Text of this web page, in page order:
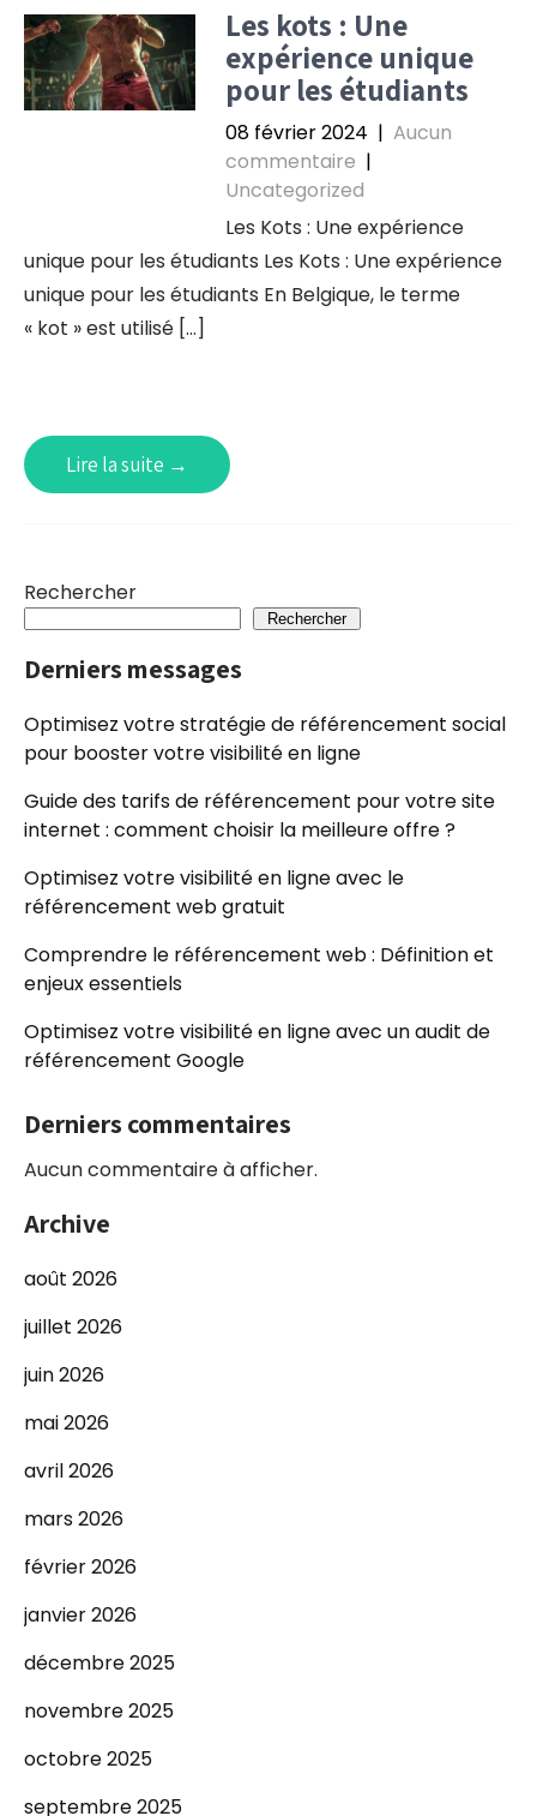
Les kots : Une
expérience unique
pour les étudiants
08 février 2024 | Aucun
commentaire |
Uncategorized
Les Kots : Une expérience
unique pour les étudiants Les Kots : Une expérience
unique pour les étudiants En Belgique, le terme
« kot » est utilisé […]
Lire la suite →
Rechercher
Rechercher
Derniers messages
Optimisez votre stratégie de référencement social
pour booster votre visibilité en ligne
Guide des tarifs de référencement pour votre site
internet : comment choisir la meilleure offre ?
Optimisez votre visibilité en ligne avec le
référencement web gratuit
Comprendre le référencement web : Définition et
enjeux essentiels
Optimisez votre visibilité en ligne avec un audit de
référencement Google
Derniers commentaires
Aucun commentaire à afficher.
Archive
août 2026
juillet 2026
juin 2026
mai 2026
avril 2026
mars 2026
février 2026
janvier 2026
décembre 2025
novembre 2025
octobre 2025
septembre 2025